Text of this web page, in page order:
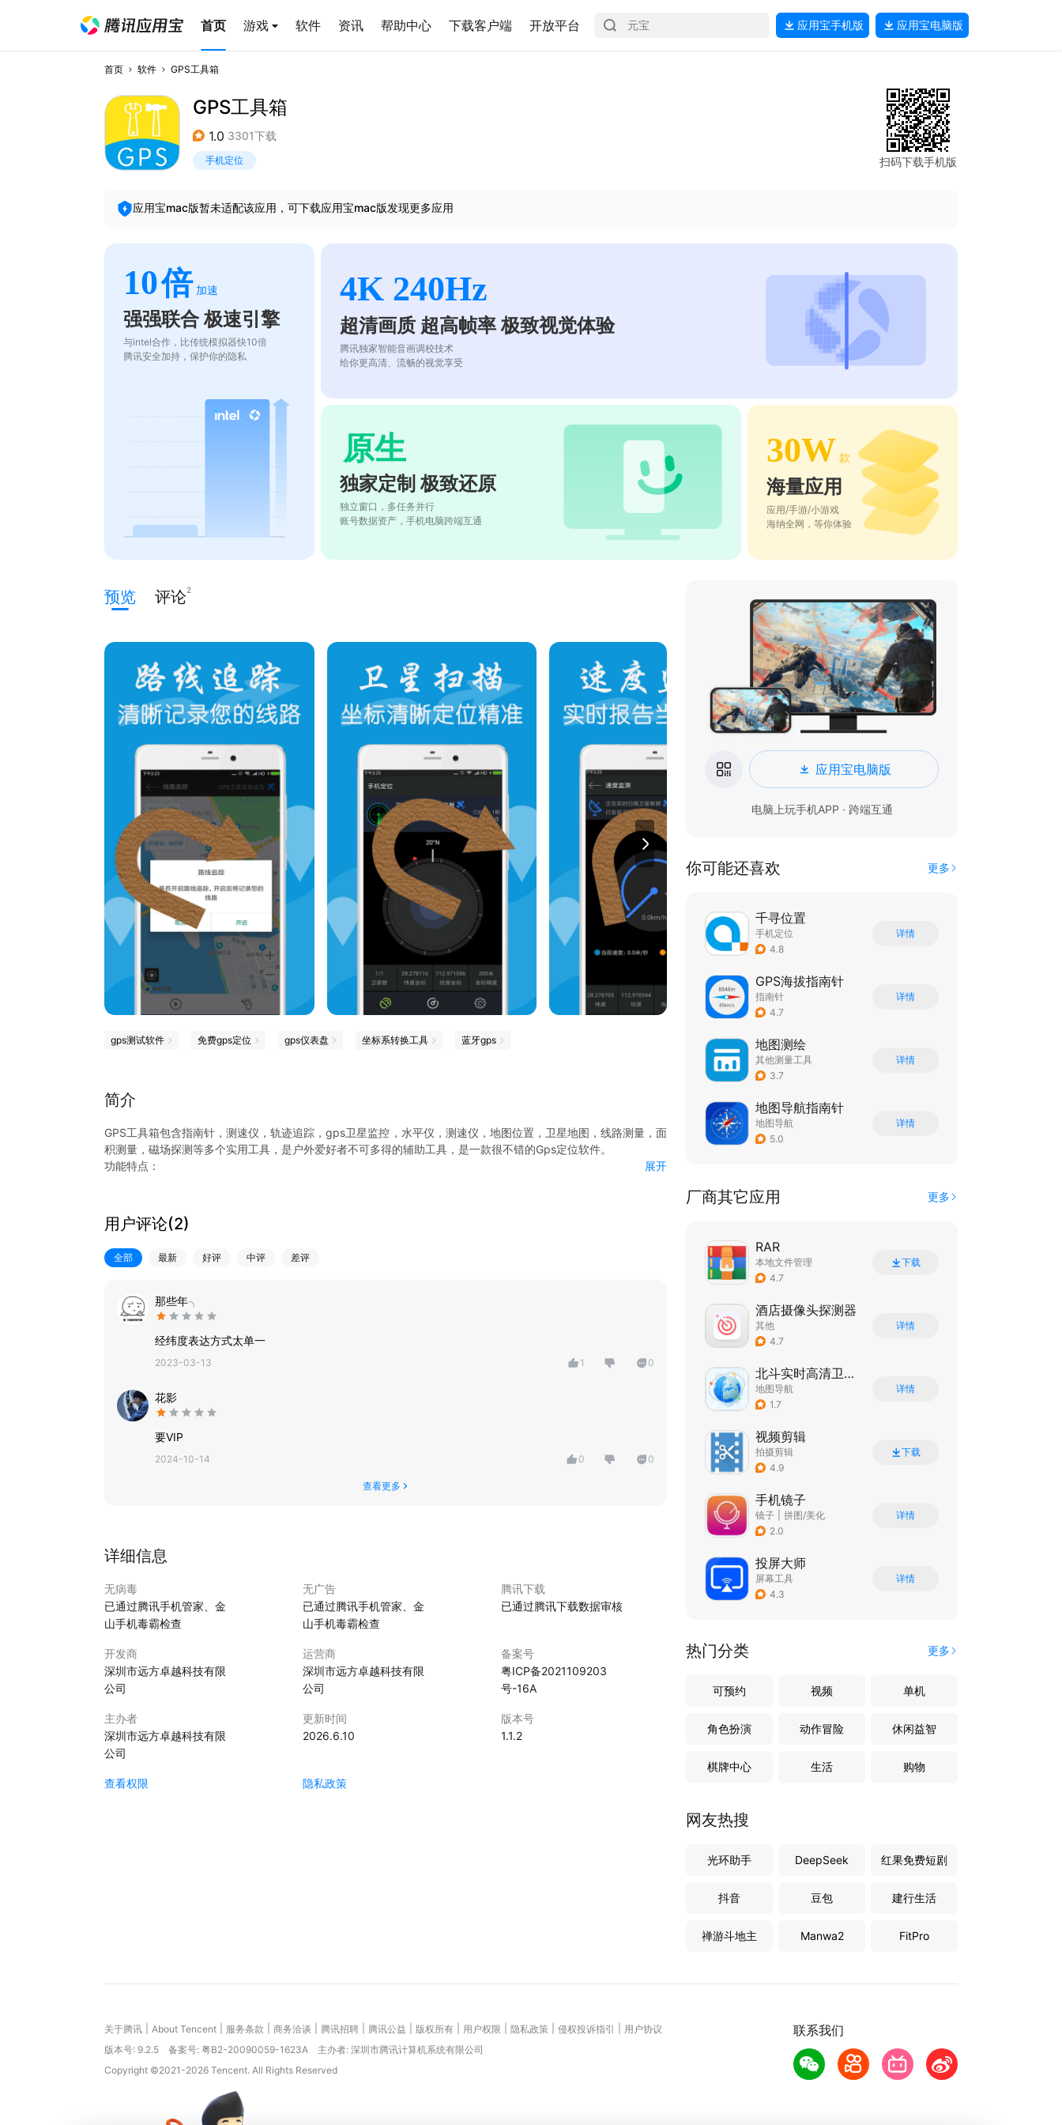
首页 游戏 软件 资讯 帮助中心 下载客户端 开放平台 应用宝手机版 应用宝电脑版
首页 软件 GPS工具箱
GPS工具箱
1.0 3301下载
手机定位 扫码下载手机版
应用宝mac版暂未适配该应用，可下载应用宝mac版发现更多应用
10倍 加速
强强联合 极速引擎
与intel合作，比传统模拟器快10倍
腾讯安全加持，保护你的隐私
4K 240Hz
超清画质 超高帧率 极致视觉体验
腾讯独家智能音画调校技术
给你更高清、流畅的视觉享受
原生
独家定制 极致还原
独立窗口，多任务并行
账号数据资产，手机电脑跨端互通
30W 款
海量应用
应用/手游/小游戏
海纳全网，等你体验
预览 评论2
gps测试软件 免费gps定位 gps仪表盘 坐标系转换工具 蓝牙gps
简介
GPS工具箱包含指南针，测速仪，轨迹追踪，gps卫星监控，水平仪，测速仪，地图位置，卫星地图，线路测量，面
积测量，磁场探测等多个实用工具，是户外爱好者不可多得的辅助工具，是一款很不错的Gps定位软件。
功能特点：
3、线路追踪：记录您驾车或者跑步的轨迹，方便您后面查阅；
4、支持经纬度位置查询：实时显示经纬度以及当前GPS信号,卫星数量等；
5、地图位置：支持百度高德3d地图和卫星地图；
6、准确测量：准确测量线路长度，面积大小等；
展开
用户评论(2)
全部 最新 好评 中评 差评
那些年╮
经纬度表达方式太单一
2023-03-13 1 0
花影
要VIP
2024-10-14 0 0
查看更多
详细信息
无病毒
已通过腾讯手机管家、金
山手机毒霸检查
无广告
已通过腾讯手机管家、金
山手机毒霸检查
腾讯下载
已通过腾讯下载数据审核
开发商
深圳市远方卓越科技有限
公司
运营商
深圳市远方卓越科技有限
公司
备案号
粤ICP备2021109203
号-16A
主办者
深圳市远方卓越科技有限
公司
更新时间
2026.6.10
版本号
1.1.2
查看权限 隐私政策
应用宝电脑版
电脑上玩手机APP · 跨端互通
你可能还喜欢 更多
千寻位置
手机定位
4.8
详情
GPS海拔指南针
指南针
4.7
详情
地图测绘
其他测量工具
3.7
详情
地图导航指南针
地图导航
5.0
详情
厂商其它应用 更多
RAR
本地文件管理
4.7
下载
酒店摄像头探测器
其他
4.7
详情
北斗实时高清卫星地图
地图导航
1.7
详情
视频剪辑
拍摄剪辑
4.9
下载
手机镜子
镜子
拼图/美化
2.0
详情
投屏大师
屏幕工具
4.3
详情
热门分类 更多
可预约 视频 单机
角色扮演 动作冒险 休闲益智
棋牌中心 生活 购物
网友热搜
光环助手 DeepSeek 红果免费短剧
抖音 豆包 建行生活
禅游斗地主 Manwa2 FitPro
联系我们
关于腾讯 About Tencent 服务条款 商务洽谈 腾讯招聘 腾讯公益 版权所有 用户权限 隐私政策 侵权投诉指引
用户协议
版本号: 9.2.5 备案号: 粤B2-20090059-1623A
主办者: 深圳市腾讯计算机系统有限公司
Copyright ©2021-2026 Tencent. All Rights Reserved